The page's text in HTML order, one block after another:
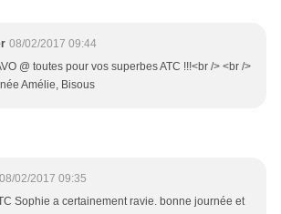
08/02/2017 09:44
@ toutes pour vos superbes ATC !!!<br /> <br />
Amélie, Bisous
08/02/2017 09:35
Sophie a certainement ravie. bonne journée et